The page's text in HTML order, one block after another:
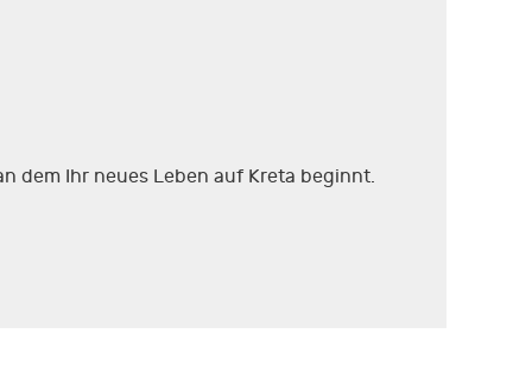
dem Ihr neues Leben auf Kreta beginnt.